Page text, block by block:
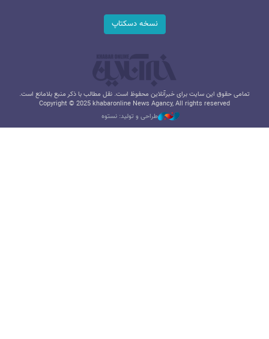
نسخه دسکتاپ
تمامی حقوق این سایت برای خبرآنلاین محفوظ است. نقل مطالب با ذکر منبع بلامانع است.
Copyright © 2025 khabaronline News Agancy, All rights reserved
طراحی و تولید: نستوه